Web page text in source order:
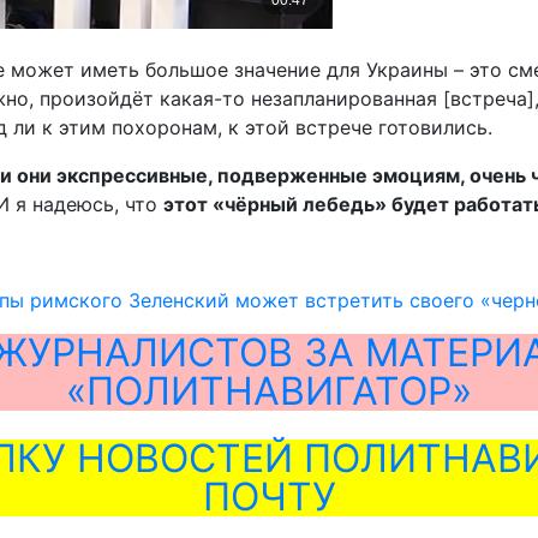
иметь большое значение для Украины – это
произойдёт какая-то незапланированная
к этим похоронам, к этой встрече готовились.
они экспрессивные, подверженные эмоциям, очень
я надеюсь, что этот «чёрный лебедь» будет
римского Зеленский может встретить своего
ЗА
«ПОЛИТНАВИГАТОР»
НОВОСТЕЙ
ПОЧТУ